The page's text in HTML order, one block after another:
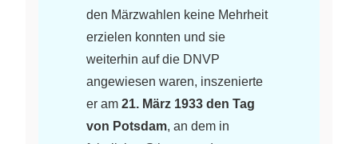
den Märzwahlen keine Mehrheit
erzielen konnten und sie
weiterhin auf die DNVP
angewiesen waren, inszenierte
er am 21. März 1933 den Tag
von Potsdam, an dem in